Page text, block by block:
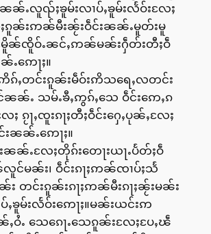
ၼၼ်ႉလူၺ်ႈၶူမ်းလၢပ်ႇၶူမ်းလႅဝ်းလႄႈ
ၵူၼ်းဢၼ်မီးၼႂ်းဝဵင်းၼၼ်ႉမူတ်းမူ
မိူၼ်ၸိူဝ်ႉၼင်ႇဢၼ်မၼ်းႁဵတ်းတီႈဝဵ
ႉဢေႃႈ။
ၵ်ႇတင်းၵူၼ်းမဵဝ်းဢိသရေႇလတင်း
ၼ်ႉ သမ်ႉၶီႇဢွၵ်ႇသေ ဝဵင်းဢေႇၵ
ၵႂႃႇၸူးၵႃႈတီႈဝဵင်းႁေႇပုၼ်ႇလႄႈ
းၼၼ်ႉဢေႃႈ။
ၼၼ်ႉလႄႈတိုၵ်းတေႃးယႃႉပႅတ်ႈဝဵ
င်မၼ်း၊ ဝဵင်းၵႃႈဢၼ်ၸၢပ်ႈသႅ
း တင်းၵူၼ်းၵႃႈဢၼ်မီးၵႃႈၼႂ်းမၼ်း
ႇၶူမ်းလႅဝ်းဢေႃႈ။မၼ်းယင်းဢ
ၼ်ႇဝႆႉ သေၵေႃႉသေၵူၼ်းလႄႈပႄႇၽဵ